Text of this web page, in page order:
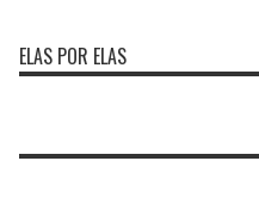
ELAS POR ELAS